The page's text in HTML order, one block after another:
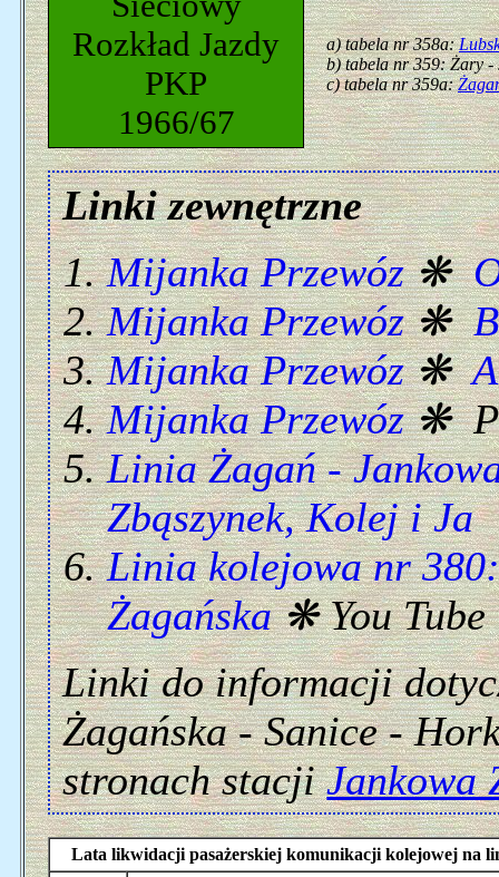
Rozkład Jazdy
PKP
1966/67
a) tabela nr 358a:
b) tabela nr 359: Żary -
c) tabela nr 359a:
Linki zewnętrzne
Mijanka Przewóz❋
Mijanka Przewóz❋
Mijanka Przewóz❋
Mijanka Przewóz❋
Linia Żagań -
Zbąszynek, Kolej i Ja
Linia kolejowa nr
Żagańska❋ You Tube
Linki do informacji
Żagańska - Sanice -
stronach stacjiJankowa
Lata likwidacji pasażerskiej komunikacji kolejowej na